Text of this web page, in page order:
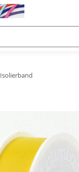
Isolierband